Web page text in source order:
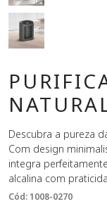
Descubra a pureza
Com design
integra
alcalina com
Cód: 1008-0270